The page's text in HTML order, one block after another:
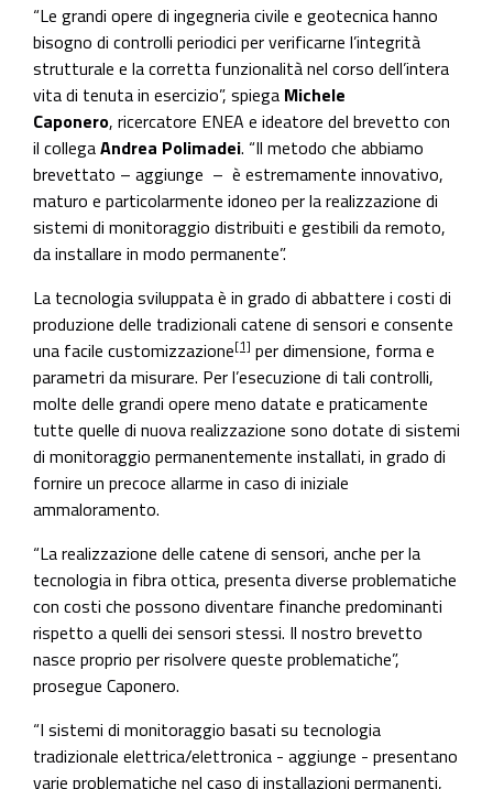
“Le grandi opere di ingegneria civile e geotecnica hanno
bisogno di controlli periodici per verificarne l’integrità
strutturale e la corretta funzionalità nel corso dell’intera
vita di tenuta in esercizio”, spiega Michele
Caponero, ricercatore ENEA e ideatore del brevetto con
il collegaAndrea Polimadei. “Il metodo che abbiamo
brevettato – aggiunge – è estremamente innovativo,
maturo e particolarmente idoneo per la realizzazione di
sistemi di monitoraggio distribuiti e gestibili da remoto,
da installare in modo permanente”.
La tecnologia sviluppata è in grado di abbattere i costi di
produzione delle tradizionali catene di sensori e consente
una facile customizzazione[1] per dimensione, forma e
parametri da misurare. Per l’esecuzione di tali controlli,
molte delle grandi opere meno datate e praticamente
tutte quelle di nuova realizzazione sono dotate di sistemi
di monitoraggio permanentemente installati, in grado di
fornire un precoce allarme in caso di iniziale
ammaloramento.
“La realizzazione delle catene di sensori, anche per la
tecnologia in fibra ottica, presenta diverse problematiche
con costi che possono diventare finanche predominanti
rispetto a quelli dei sensori stessi. Il nostro brevetto
nasce proprio per risolvere queste problematiche”,
prosegue Caponero.
“I sistemi di monitoraggio basati su tecnologia
tradizionale elettrica/elettronica - aggiunge - presentano
varie problematiche nel caso di installazioni permanenti,